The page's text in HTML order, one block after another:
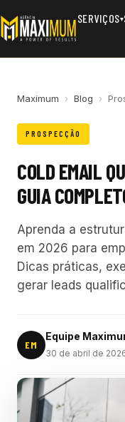
SERVIÇOS▾
Maximum › Blog ›
PROSPECÇÃO
COLD EMAIL
GUIA
Aprenda a
em 2026 para
Dicas práticas,
gerar leads
EM
Equipe
30 de abril de